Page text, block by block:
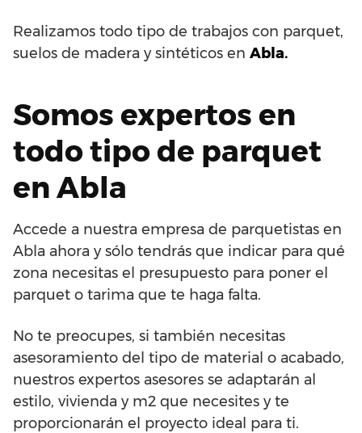
Realizamos todo tipo de trabajos con parquet,
suelos de madera y sintéticos en Abla.
Somos expertos en
todo tipo de parquet
en Abla
Accede a nuestra empresa de parquetistas en
Abla ahora y sólo tendrás que indicar para qué
zona necesitas el presupuesto para poner el
parquet o tarima que te haga falta.
No te preocupes, si también necesitas
asesoramiento del tipo de material o acabado,
nuestros expertos asesores se adaptarán al
estilo, vivienda y m2 que necesites y te
proporcionarán el proyecto ideal para ti.